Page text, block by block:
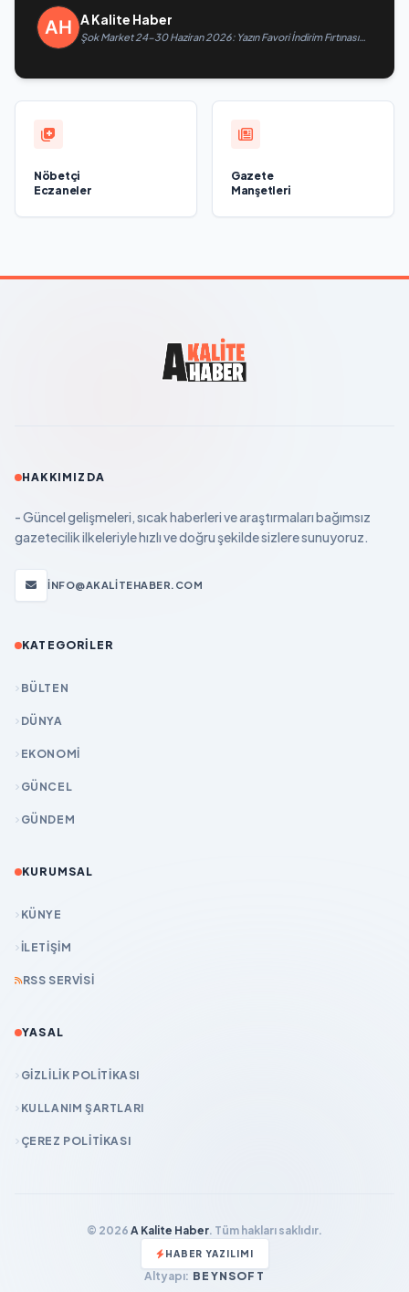
A Kalite Haber
Şok Market 24-30 Haziran 2026: Yazın Favori İndirim Fırtınası
Nöbetçi
Eczaneler
Gazete
Manşetleri
HAKKIMIZDA
- Güncel gelişmeleri, sıcak haberleri ve araştırmaları bağımsız
gazetecilik ilkeleriyle hızlı ve doğru şekilde sizlere sunuyoruz.
INFO@AKALITEHABER.COM
KATEGORILER
BÜLTEN
DÜNYA
EKONOMİ
GÜNCEL
GÜNDEM
KURUMSAL
KÜNYE
İLETIŞIM
RSS SERVISI
YASAL
GIZLILIK POLITIKASI
KULLANIM ŞARTLARI
ÇEREZ POLITIKASI
© 2026 A Kalite Haber. Tüm hakları saklıdır.
HABER YAZILIMI
Altyapı: BEYNSOFT